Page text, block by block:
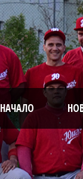
НАЧАЛО